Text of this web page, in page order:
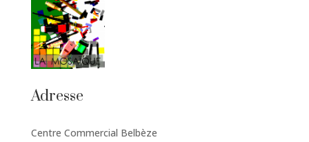
Adresse
Centre Commercial Belbèze